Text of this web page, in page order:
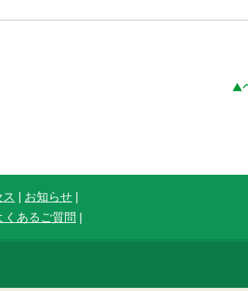
| お知らせ |
くあるご質問 |